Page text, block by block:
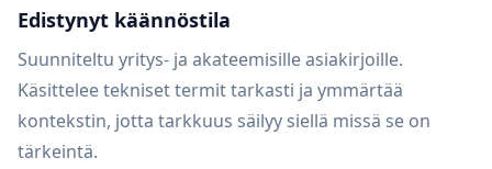
Edistynyt käännöstila
Suunniteltu yritys- ja akateemisille asiakirjoille.
Käsittelee tekniset termit tarkasti ja ymmärtää
kontekstin, jotta tarkkuus säilyy siellä missä se on
tärkeintä.